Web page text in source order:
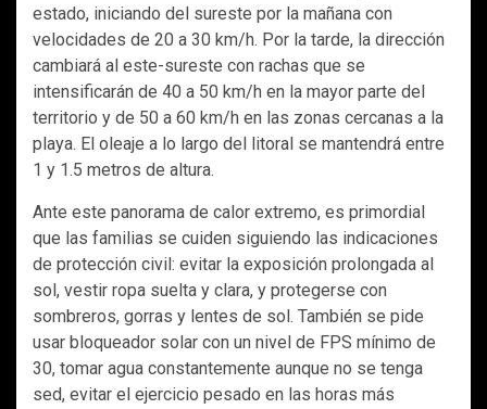
estado, iniciando del sureste por la mañana con
velocidades de 20 a 30 km/h. Por la tarde, la dirección
cambiará al este-sureste con rachas que se
intensificarán de 40 a 50 km/h en la mayor parte del
territorio y de 50 a 60 km/h en las zonas cercanas a la
playa. El oleaje a lo largo del litoral se mantendrá entre
1 y 1.5 metros de altura.
Ante este panorama de calor extremo, es primordial
que las familias se cuiden siguiendo las indicaciones
de protección civil: evitar la exposición prolongada al
sol, vestir ropa suelta y clara, y protegerse con
sombreros, gorras y lentes de sol. También se pide
usar bloqueador solar con un nivel de FPS mínimo de
30, tomar agua constantemente aunque no se tenga
sed, evitar el ejercicio pesado en las horas más